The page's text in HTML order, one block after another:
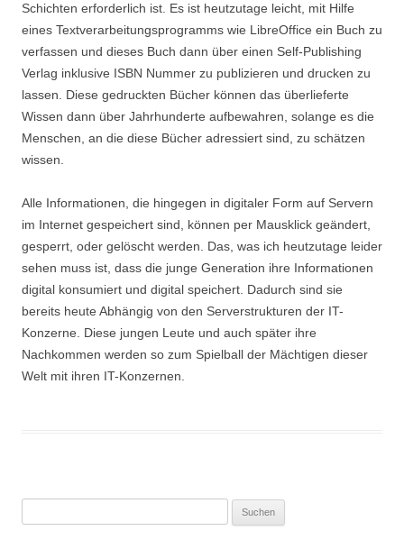
Schichten erforderlich ist. Es ist heutzutage leicht, mit Hilfe
eines Textverarbeitungsprogramms wie LibreOffice ein Buch zu
verfassen und dieses Buch dann über einen Self-Publishing
Verlag inklusive ISBN Nummer zu publizieren und drucken zu
lassen. Diese gedruckten Bücher können das überlieferte
Wissen dann über Jahrhunderte aufbewahren, solange es die
Menschen, an die diese Bücher adressiert sind, zu schätzen
wissen.
Alle Informationen, die hingegen in digitaler Form auf Servern
im Internet gespeichert sind, können per Mausklick geändert,
gesperrt, oder gelöscht werden. Das, was ich heutzutage leider
sehen muss ist, dass die junge Generation ihre Informationen
digital konsumiert und digital speichert. Dadurch sind sie
bereits heute Abhängig von den Serverstrukturen der IT-
Konzerne. Diese jungen Leute und auch später ihre
Nachkommen werden so zum Spielball der Mächtigen dieser
Welt mit ihren IT-Konzernen.